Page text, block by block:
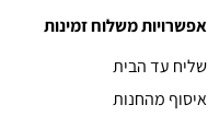
אפשרויות משלוח זמינות
שליח עד הבית
איסוף מהחנות